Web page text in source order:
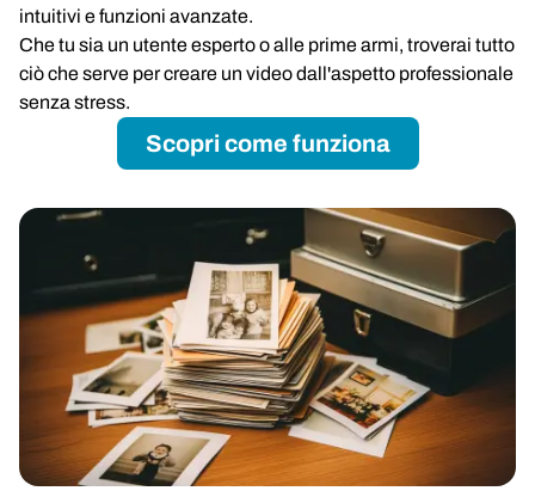
intuitivi e funzioni avanzate.
Che tu sia un utente esperto o alle prime armi, troverai tutto
ciò che serve per creare un video dall'aspetto professionale
senza stress.
Scopri come funziona